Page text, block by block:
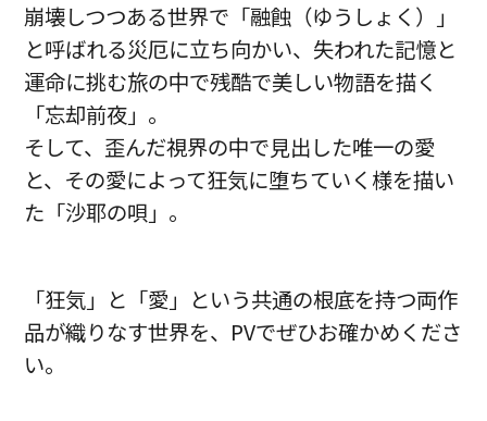
崩壊しつつある世界で「融蝕（ゆうしょく）」
と呼ばれる災厄に立ち向かい、失われた記憶と
運命に挑む旅の中で残酷で美しい物語を描く
「忘却前夜」。
そして、歪んだ視界の中で見出した唯一の愛
と、その愛によって狂気に堕ちていく様を描い
た「沙耶の唄」。
「狂気」と「愛」という共通の根底を持つ両作
品が織りなす世界を、PVでぜひお確かめくださ
い。